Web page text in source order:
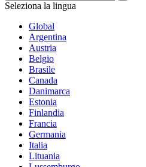
Seleziona la lingua
Global
Argentina
Austria
Belgio
Brasile
Canada
Danimarca
Estonia
Finlandia
Francia
Germania
Italia
Lituania